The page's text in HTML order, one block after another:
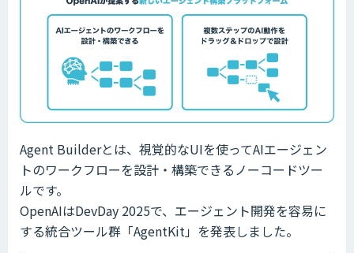
Agent Builderとは、視覚的なUIを使ってAIエージェン
トのワークフローを設計・構築できるノーコードツー
ルです。
OpenAIはDevDay 2025で、エージェント開発を容易に
する統合ツール群「AgentKit」を発表しました。